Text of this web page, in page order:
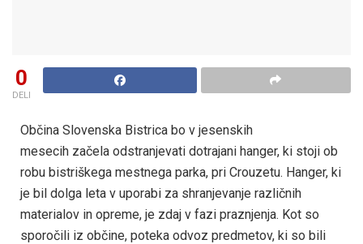
0
DELI
Občina Slovenska Bistrica bo v jesenskih
mesecih začela odstranjevati dotrajani hanger, ki stoji ob
robu bistriškega mestnega parka, pri Crouzetu. Hanger, ki
je bil dolga leta v uporabi za shranjevanje različnih
materialov in opreme, je zdaj v fazi praznjenja. Kot so
sporočili iz občine, poteka odvoz predmetov, ki so bili